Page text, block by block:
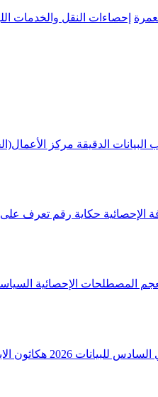
إحصاءات النقل والخدمات
البيانات الدقيقة مركز
الإحصائية حكاية رقم تعرف على
المصطلحات الإحصائية
للبيانات 2026 هكاثون